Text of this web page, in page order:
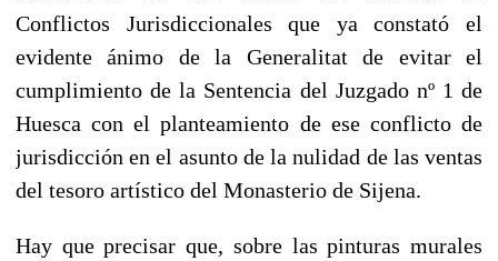
Conflictos Jurisdiccionales que ya constató el
evidente ánimo de la Generalitat de evitar el
cumplimiento de la Sentencia del Juzgado nº 1 de
Huesca con el planteamiento de ese conflicto de
jurisdicción en el asunto de la nulidad de las ventas
del tesoro artístico del Monasterio de Sijena.
Hay que precisar que, sobre las pinturas murales